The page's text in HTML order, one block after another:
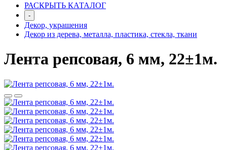
РАСКРЫТЬ КАТАЛОГ
-
Декор, украшения
Декор из дерева, металла, пластика, стекла, ткани
Лента репсовая, 6 мм, 22±1м.